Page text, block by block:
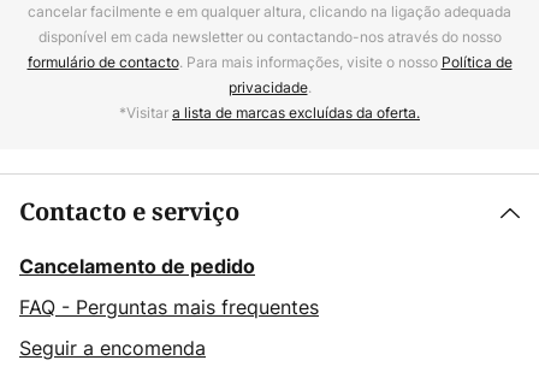
cancelar facilmente e em qualquer altura, clicando na ligação adequada
disponível em cada newsletter ou contactando-nos através do nosso
formulário de contacto. Para mais informações, visite o nosso Política de
privacidade.
*Visitara lista de marcas excluídas da oferta.
Contacto e serviço
Cancelamento de pedido
FAQ - Perguntas mais frequentes
Seguir a encomenda